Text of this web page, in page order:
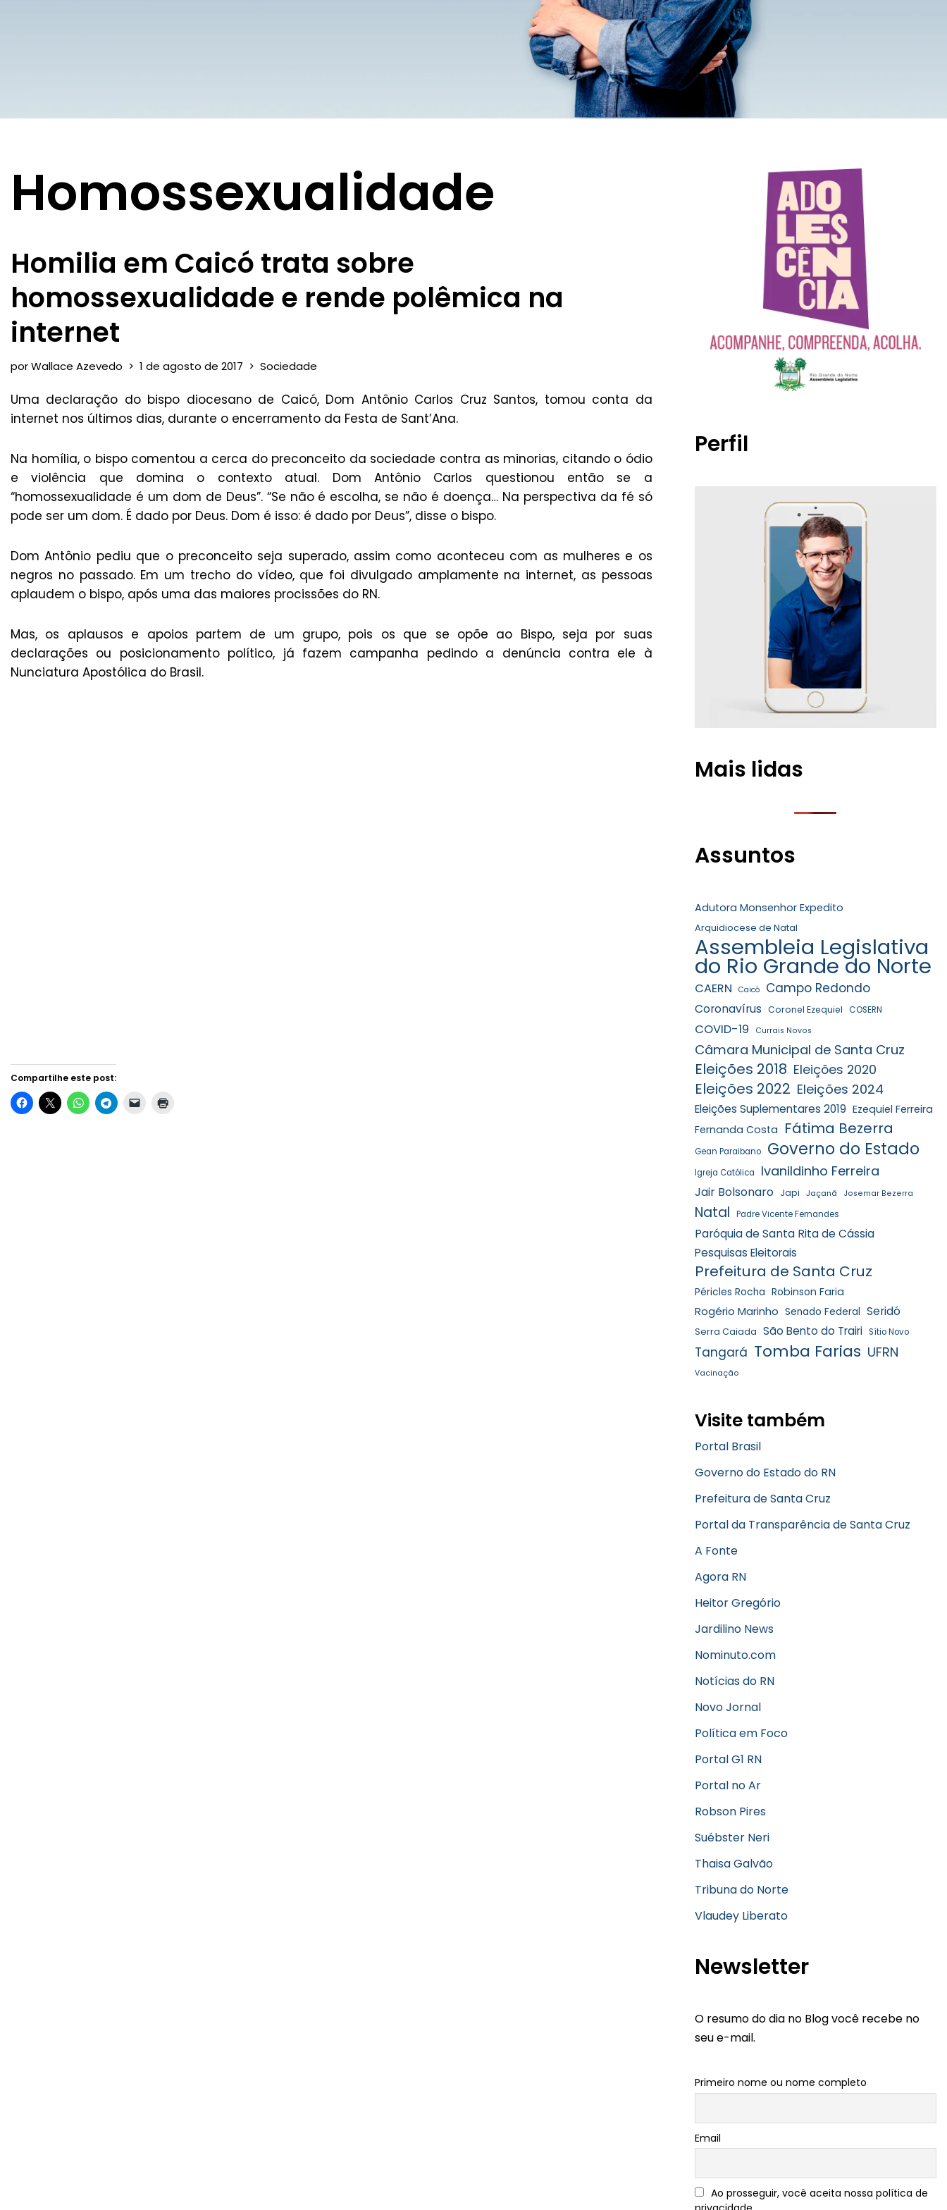
Homossexualidade
Homilia em Caicó trata sobre
homossexualidade e rende polêmica na
internet
porWallace Azevedo 1 de agosto de 2017 Sociedade
Uma declaração do bispo diocesano de Caicó, Dom Antônio Carlos Cruz Santos, tomou conta da
internet nos últimos dias, durante o encerramento da Festa de Sant’Ana.
Na homília, o bispo comentou a cerca do preconceito da sociedade contra as minorias, citando o ódio
e violência que domina o contexto atual. Dom Antônio Carlos questionou então se a
“homossexualidade é um dom de Deus”. “Se não é escolha, se não é doença… Na perspectiva da fé só
pode ser um dom. É dado por Deus. Dom é isso: é dado por Deus”, disse o bispo.
Dom Antônio pediu que o preconceito seja superado, assim como aconteceu com as mulheres e os
negros no passado. Em um trecho do vídeo, que foi divulgado amplamente na internet, as pessoas
aplaudem o bispo, após uma das maiores procissões do RN.
Mas, os aplausos e apoios partem de um grupo, pois os que se opõe ao Bispo, seja por suas
declarações ou posicionamento político, já fazem campanha pedindo a denúncia contra ele à
Nunciatura Apostólica do Brasil.
Compartilhe este post:
Perfil
Mais lidas
Assuntos
Adutora Monsenhor Expedito
Arquidiocese de Natal
Assembleia Legislativa
do Rio Grande do Norte
CAERN Caicó Campo Redondo
Coronavírus Coronel Ezequiel COSERN
COVID-19 Currais Novos
Câmara Municipal de Santa Cruz
Eleições 2018 Eleições 2020
Eleições 2022 Eleições 2024
Eleições Suplementares 2019 Ezequiel Ferreira
Fernanda Costa Fátima Bezerra
Gean Paraibano Governo do Estado
Igreja Católica Ivanildinho Ferreira
Jair Bolsonaro Japi Jaçanã Josemar Bezerra
Natal Padre Vicente Fernandes
Paróquia de Santa Rita de Cássia
Pesquisas Eleitorais
Prefeitura de Santa Cruz
Péricles Rocha Robinson Faria
Rogério Marinho Senado Federal Seridó
Serra Caiada São Bento do Trairi Sítio Novo
Tangará Tomba Farias UFRN
Vacinação
Visite também
Portal Brasil
Governo do Estado do RN
Prefeitura de Santa Cruz
Portal da Transparência de Santa Cruz
A Fonte
Agora RN
Heitor Gregório
Jardilino News
Nominuto.com
Notícias do RN
Novo Jornal
Política em Foco
Portal G1 RN
Portal no Ar
Robson Pires
Suébster Neri
Thaisa Galvão
Tribuna do Norte
Vlaudey Liberato
Newsletter
O resumo do dia no Blog você recebe no
seu e-mail.
Primeiro nome ou nome completo
Email
Ao prosseguir, você aceita nossa política de